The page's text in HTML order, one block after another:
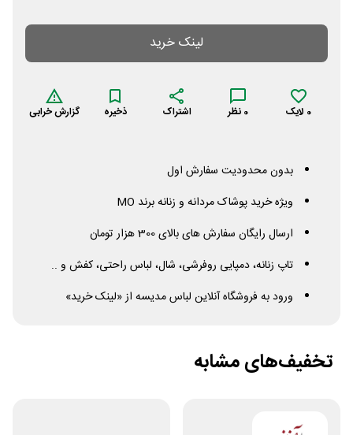
لینک خرید
0 لایک 0 نظر اشتراک ذخیره گزارش خرابی
بدون محدودیت سفارش اول
ویژه خرید پوشاک مردانه و زنانه برند MO
ارسال رایگان سفارش های بالای 300 هزار تومان
تاپ زنانه، دمپایی روفرشی، شال، لباس راحتی، کفش و ..
ورود به فروشگاه آنلاین لباس مدیسه از «لینک خرید»
تخفیف‌های مشابه